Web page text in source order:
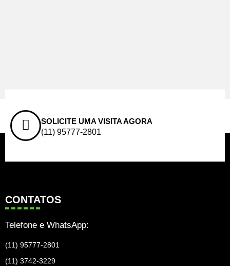
SOLICITE UMA VISITA AGORA
(11) 95777-2801
CONTATOS
Telefone e WhatsApp:
(11) 95777-2801
(11) 3742-3229